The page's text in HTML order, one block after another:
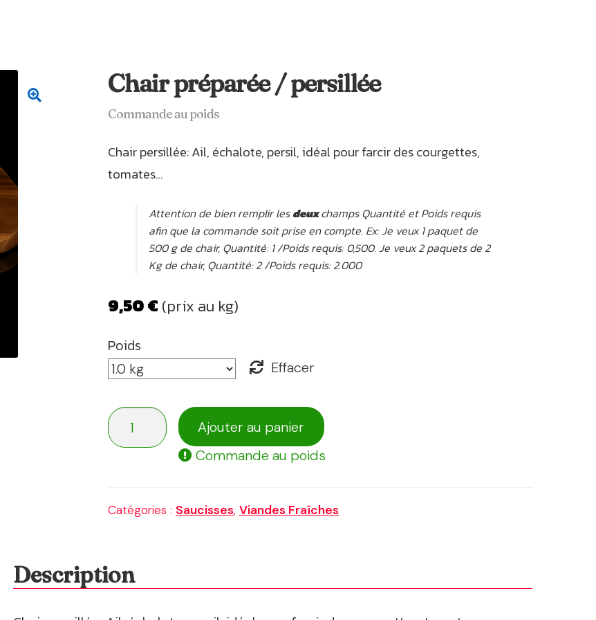
Chair préparée / persillée
Commande au poids
Chair persillée: Ail, échalote, persil, idéal pour farcir des courgettes,
tomates…
Attentionde bien remplir lesdeuxchamps Quantité et Poids requis
afin que la commande soit prise en compte. Ex: Je veux 1 paquet de
500 g de chair, Quantité: 1 /Poids requis: 0,500. Je veux 2 paquets de 2
Kg de chair, Quantité: 2 /Poids requis: 2.000
9,50€ (prix au kg)
Poids
Effacer
quantité
de
/
Ajouter au panier
Commande au poids
Catégories : Saucisses, Viandes Fraîches
Description